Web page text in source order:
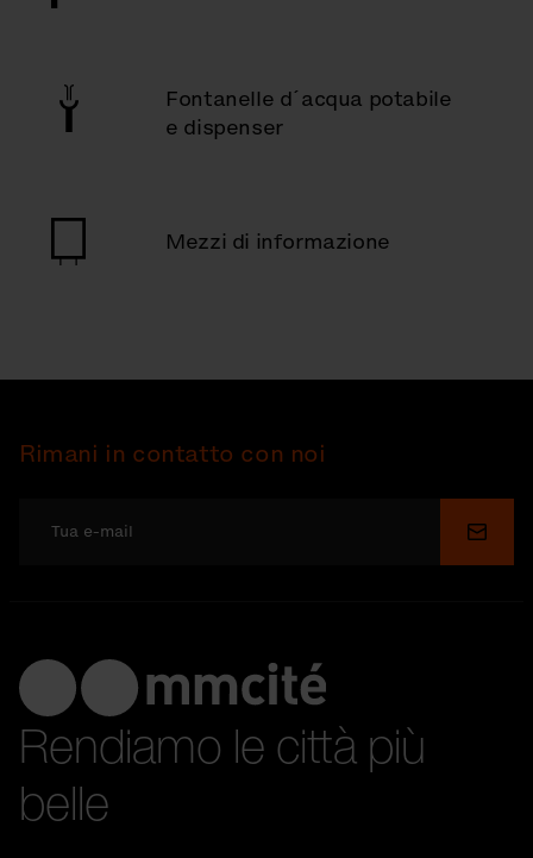
Fontanelle d´acqua potabile
e dispenser
Mezzi di informazione
Rimani in contatto con noi
Invia
Rendiamo le città più
belle